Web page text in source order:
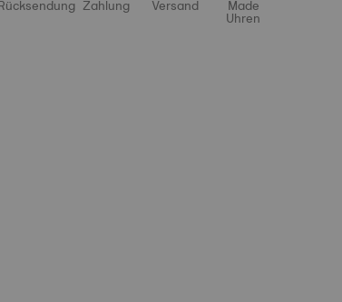
Zahlung Versand Made
Uhren